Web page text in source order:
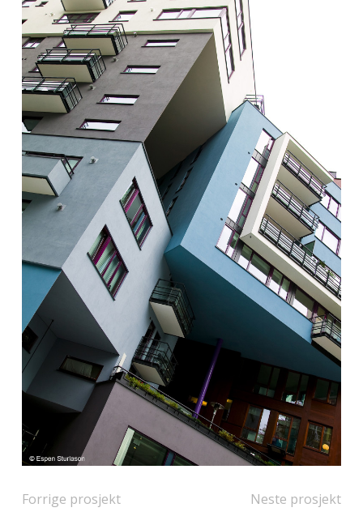
Forrige prosjekt Neste prosjekt